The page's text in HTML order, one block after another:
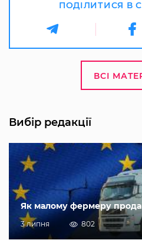
ПОДІЛИТИСЯ В
ВСІ
Вибір редакції
Як малому фермеру
3 липня 802